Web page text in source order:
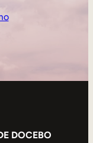
DOCEBO